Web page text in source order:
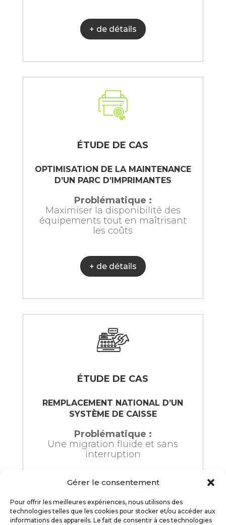
Gérer le consentement
Pour offrir les meilleures expériences, nous utilisons des
technologies telles que les cookies pour stocker et/ou accéder aux
informations des appareils. Le fait de consentir à ces technologies
+ de détails
ÉTUDE DE CAS
OPTIMISATION DE LA MAINTENANCE
D’UN PARC D’IMPRIMANTES
Problématique :
Maximiser la disponibilité des
équipements tout en maîtrisant
les coûts
+ de détails
ÉTUDE DE CAS
REMPLACEMENT NATIONAL D’UN
SYSTÈME DE CAISSE
Problématique :
Une migration fluide et sans
interruption